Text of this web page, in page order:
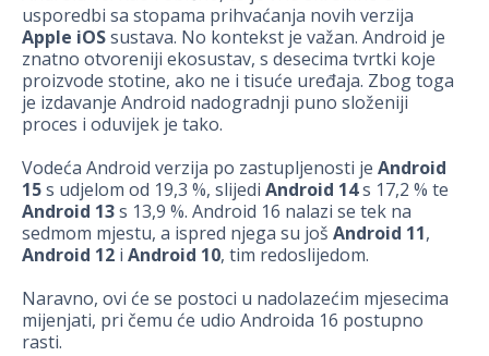
usporedbi sa stopama prihvaćanja novih verzija
Apple iOSsustava. No kontekst je važan. Android je
znatno otvoreniji ekosustav, s desecima tvrtki koje
proizvode stotine, ako ne i tisuće uređaja. Zbog toga
je izdavanje Android nadogradnji puno složeniji
proces i oduvijek je tako.
Vodeća Android verzija po zastupljenosti je Android
15s udjelom od 19,3 %, slijedi Android 14s 17,2 % te
Android 13s 13,9 %. Android 16 nalazi se tek na
sedmom mjestu, a ispred njega su još Android 11,
Android 12 i Android 10, tim redoslijedom.
Naravno, ovi će se postoci u nadolazećim mjesecima
mijenjati, pri čemu će udio Androida 16 postupno
rasti.